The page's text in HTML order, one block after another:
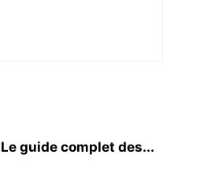
guide complet des...